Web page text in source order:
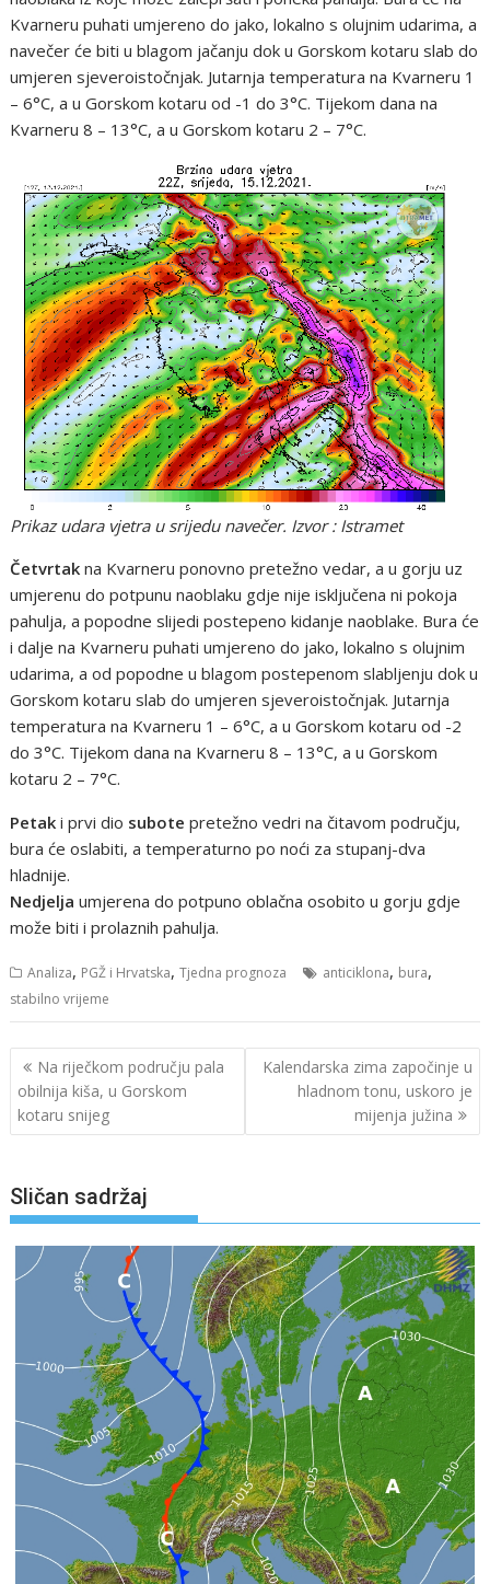
Kvarneru puhati umjereno do jako, lokalno s olujnim udarima, a
navečer će biti u blagom jačanju dok u Gorskom kotaru slab do
umjeren sjeveroistočnjak. Jutarnja temperatura na Kvarneru 1
– 6°C, a u Gorskom kotaru od -1 do 3°C. Tijekom dana na
Kvarneru 8 – 13°C, a u Gorskom kotaru 2 – 7°C.
Prikaz udara vjetra u srijedu navečer. Izvor : Istramet
Četvrtakna Kvarneru ponovno pretežno vedar, a u gorju uz
umjerenu do potpunu naoblaku gdje nije isključena ni pokoja
pahulja, a popodne slijedi postepeno kidanje naoblake. Bura će
i dalje na Kvarneru puhati umjereno do jako, lokalno s olujnim
udarima, a od popodne u blagom postepenom slabljenju dok u
Gorskom kotaru slab do umjeren sjeveroistočnjak. Jutarnja
temperatura na Kvarneru 1 – 6°C, a u Gorskom kotaru od -2
do 3°C. Tijekom dana na Kvarneru 8 – 13°C, a u Gorskom
kotaru 2 – 7°C.
Petak i prvi dio subote pretežno vedri na čitavom području,
bura će oslabiti, a temperaturno po noći za stupanj-dva
hladnije.
Nedjelja umjerena do potpuno oblačna osobito u gorju gdje
može biti i prolaznih pahulja.
Analiza, PGŽ i Hrvatska,Tjedna prognoza anticiklona, bura,
stabilno vrijeme
Navigacija
objava
Na riječkom području pala
obilnija kiša, u Gorskom
kotaru snijeg
Kalendarska zima započinje u
hladnom tonu, uskoro je
mijenja južina
Sličan sadržaj